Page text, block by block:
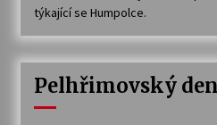
týkající se Humpolce.
Pelhřimovský